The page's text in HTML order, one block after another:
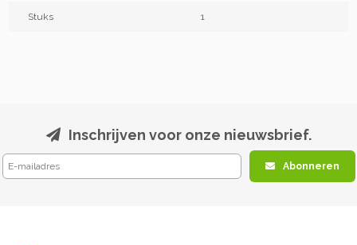
Stuks 1
Inschrijven voor onze nieuwsbrief.
Abonneren